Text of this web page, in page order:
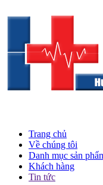
Trang chủ
Về chúng tôi
Danh mục sản
Khách hàng
Tin tức